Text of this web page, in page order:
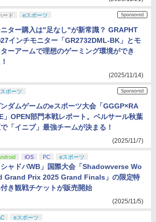
ード eスポーツ
ター購入は"足なし"が新常識？ GRAPHT
インチモニター「GR2732DML-BK」とモ
ーアームで理想のゲーミング環境ができ
(2025/11/14)
ポーツ
ダムゲームのeスポーツ大会「GGGP×RA
」OPEN部門本戦レポート。ベルサール秋葉
「イニブ」最強チームが決まる！
(2025/11/7)
iOS PC eスポーツ
シャドバWB」国際大会「Shadowverse Wo
Grand Prix 2025 Grand Finals」の限定特
き観戦チケットが販売開始
(2025/11/5)
eスポーツ